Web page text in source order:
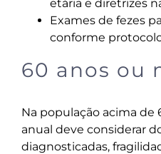
etária e diretrizes
Exames de fezes
conforme
60 anos ou
Na população acima de
anual deve considerar
diagnosticadas,